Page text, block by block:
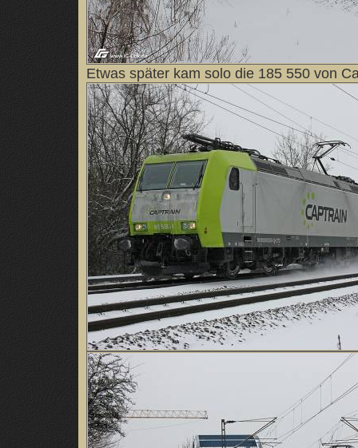
Etwas später kam solo die 185 550 von